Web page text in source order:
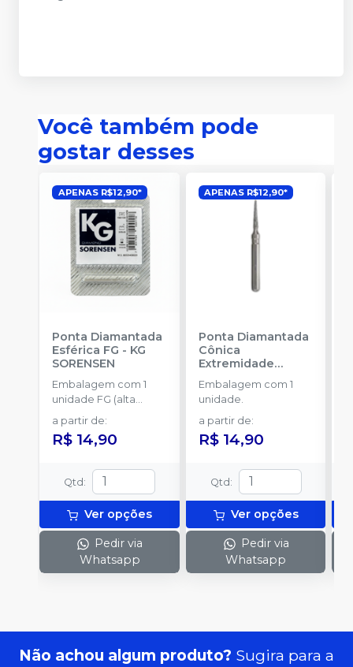
Você também pode
gostar desses
APENAS R$12,90*
Ponta Diamantada
Esférica FG - KG
SORENSEN
Embalagem com 1
unidade FG (alta
rotação).
a partir de:
R$ 14,90
Qtd :
Ver opções
Pedir via
Whatsapp
APENAS R$12,90*
Ponta Diamantada
Cônica
Extremidade
Arredondada FG
KG SORENSEN
Embalagem com 1
unidade.
a partir de:
R$ 14,90
Qtd :
Ver opções
Pedir via
Whatsapp
Não achou algum produto? Sugira para a